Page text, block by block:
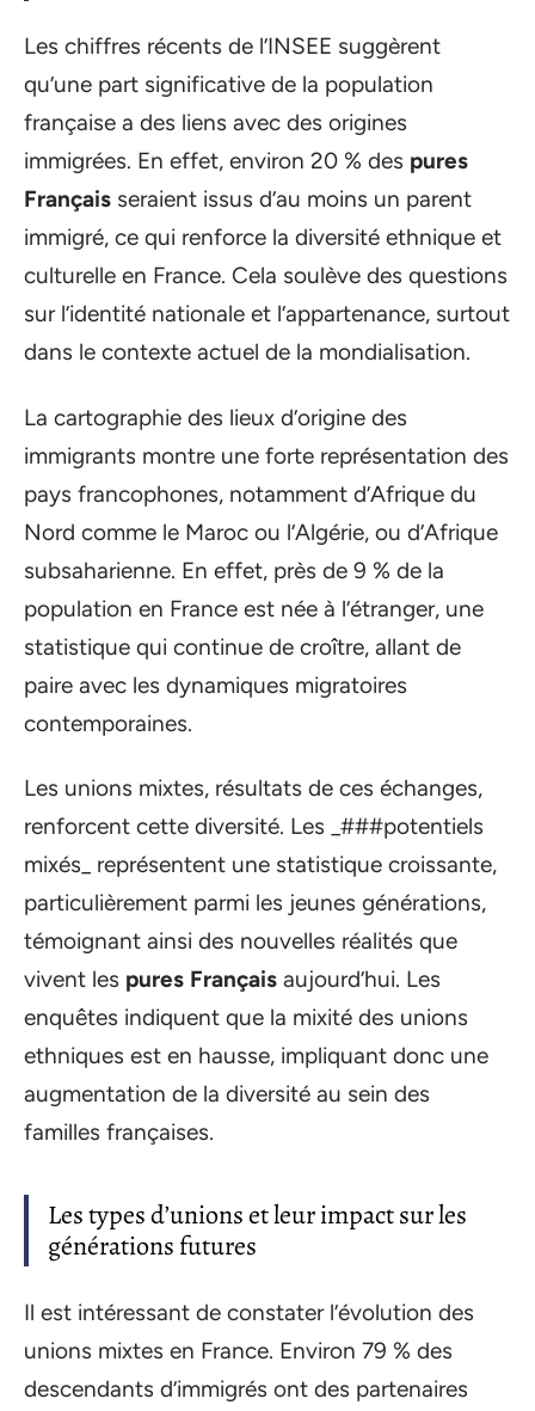
Les chiffres récents de l’INSEE suggèrent
qu’une part significative de la population
française a des liens avec des origines
immigrées. En effet, environ 20 % des pures
Français seraient issus d’au moins un parent
immigré, ce qui renforce la diversité ethnique et
culturelle en France. Cela soulève des questions
sur l’identité nationale et l’appartenance, surtout
dans le contexte actuel de la mondialisation.
La cartographie des lieux d’origine des
immigrants montre une forte représentation des
pays francophones, notamment d’Afrique du
Nord comme le Maroc ou l’Algérie, ou d’Afrique
subsaharienne. En effet, près de 9 % de la
population en France est née à l’étranger, une
statistique qui continue de croître, allant de
paire avec les dynamiques migratoires
contemporaines.
Les unions mixtes, résultats de ces échanges,
renforcent cette diversité. Les _###potentiels
mixés_ représentent une statistique croissante,
particulièrement parmi les jeunes générations,
témoignant ainsi des nouvelles réalités que
vivent les pures Français aujourd’hui. Les
enquêtes indiquent que la mixité des unions
ethniques est en hausse, impliquant donc une
augmentation de la diversité au sein des
familles françaises.
Les types d’unions et leur impact sur les
générations futures
Il est intéressant de constater l’évolution des
unions mixtes en France. Environ 79 % des
descendants d’immigrés ont des partenaires